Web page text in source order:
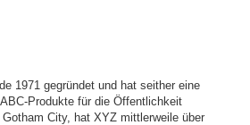
1971 gegründet und hat seither eine
Produkte für die Öffentlichkeit
City, hat XYZ mittlerweile über